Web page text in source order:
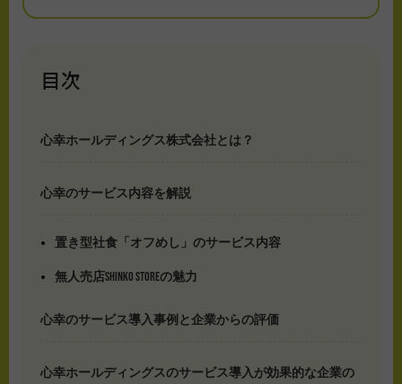
目次
心幸ホールディングス株式会社とは？
心幸のサービス内容を解説
置き型社食「オフめし」のサービス内容
無人売店SHINKO STOREの魅力
心幸のサービス導入事例と企業からの評価
心幸ホールディングスのサービス導入が効果的な企業の